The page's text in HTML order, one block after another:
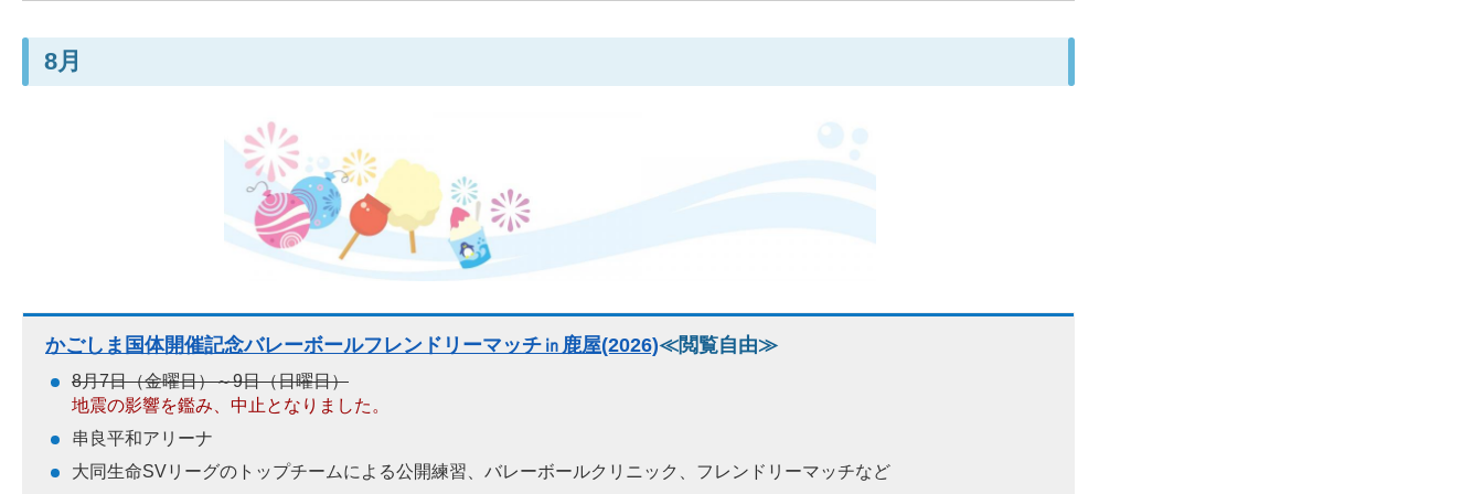
8月
かごしま国体開催記念バレーボールフレンドリーマッチ㏌鹿屋(2026)≪閲覧自由≫
8月7日（金曜日）～9日（日曜日）
地震の影響を鑑み、中止となりました。
串良平和アリーナ
大同生命SVリーグのトップチームによる公開練習、バレーボールクリニック、フレンドリーマッチなど